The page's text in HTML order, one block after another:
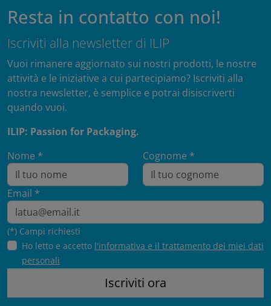
Resta in contatto con noi!
Iscriviti alla newsletter di ILIP
Vuoi rimanere aggiornato sui nostri prodotti, le nostre
attività e le iniziative a cui partecipiamo? Iscriviti alla
nostra newsletter, è semplice e potrai disiscriverti
quando vuoi.
ILIP: Passion for Packaging.
Nome *
Cognome *
Email *
(*) Campi richiesti
Ho letto e accetto l'informativa e il trattamento dei miei dati
personali